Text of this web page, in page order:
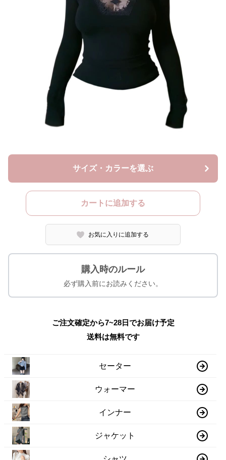
サイズ・カラーを選ぶ
カートに追加する
お気に入りに追加する
購入時のルール
必ず購入前にお読みください。
ご注文確定から7~28日でお届け予定
送料は無料です
セーター
ウォーマー
インナー
ジャケット